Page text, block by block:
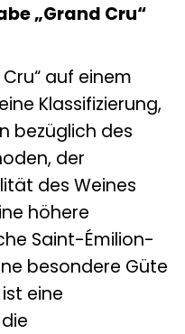
„Grand Cru“
auf einem
Klassifizierung,
bezüglich des
der
des Weines
höhere
Saint-Émilion-
besondere Güte
eine